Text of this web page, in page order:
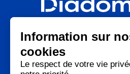
Poste